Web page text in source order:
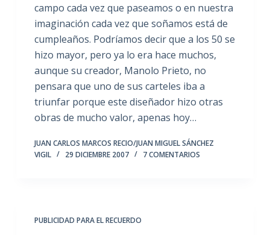
campo cada vez que paseamos o en nuestra
imaginación cada vez que soñamos está de
cumpleaños. Podríamos decir que a los 50 se
hizo mayor, pero ya lo era hace muchos,
aunque su creador, Manolo Prieto, no
pensara que uno de sus carteles iba a
triunfar porque este diseñador hizo otras
obras de mucho valor, apenas hoy…
JUAN CARLOS MARCOS RECIO/JUAN MIGUEL SÁNCHEZ
VIGIL
29 DICIEMBRE 2007 7 COMENTARIOS
PUBLICIDAD PARA EL RECUERDO